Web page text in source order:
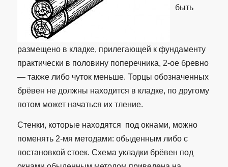
быть
размещено в кладке, прилегающей к фундаменту
практически в половину поперечника, 2-ое бревно
— также либо чуток меньше. Торцы обозначенных
брёвен не должны находится в кладке, по другому
потом может начаться их тление.
Стенки, которые находятся под окнами, можно
поменять 2-мя методами: обыденным либо с
постановкой стоек. Схема укладки брёвен под